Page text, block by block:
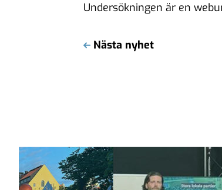
Undersökningen är en
Nästa nyhet